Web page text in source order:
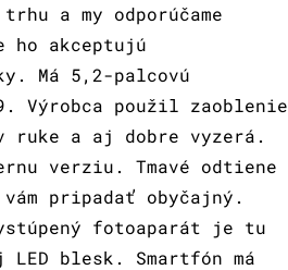
a my odporúčame
akceptujú
Má 5,2-palcovú
Výrobca použil zaoblenie
ruke a aj dobre vyzerá.
verziu. Tmavé odtiene
pripadať obyčajný.
fotoaparát je tu
blesk. Smartfón má